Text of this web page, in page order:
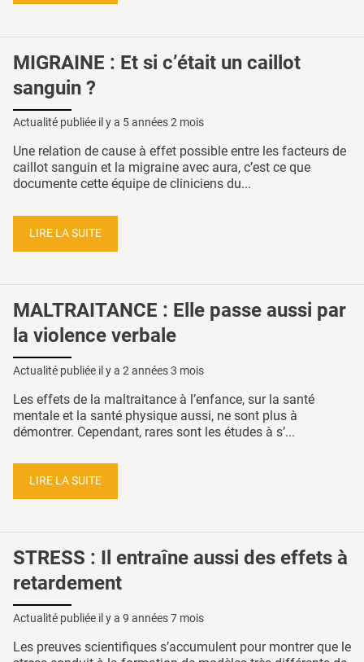
MIGRAINE : Et si c’était un caillot
sanguin ?
Actualité publiée il y a 5 années 2 mois
Une relation de cause à effet possible entre les facteurs de
caillot sanguin et la migraine avec aura, c’est ce que
documente cette équipe de cliniciens du...
LIRE LA SUITE
MALTRAITANCE : Elle passe aussi par
la violence verbale
Actualité publiée il y a 2 années 3 mois
Les effets de la maltraitance à l’enfance, sur la santé
mentale et la santé physique aussi, ne sont plus à
démontrer. Cependant, rares sont les études à s’...
LIRE LA SUITE
STRESS : Il entraîne aussi des effets à
retardement
Actualité publiée il y a 9 années 7 mois
Les preuves scientifiques s’accumulent pour montrer que le